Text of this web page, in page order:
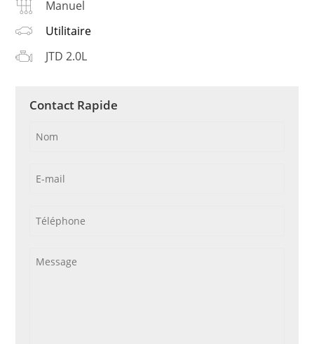
Manuel
Utilitaire
JTD 2.0L
Contact Rapide